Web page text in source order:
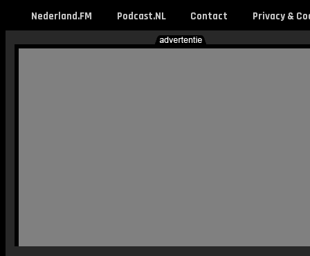
Nederland.FM Podcast.NL Contact Privacy &